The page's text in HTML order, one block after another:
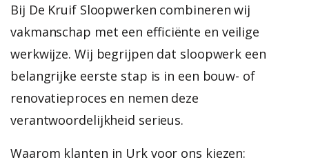
Bij De Kruif Sloopwerken combineren wij
vakmanschap met een efficiënte en veilige
werkwijze. Wij begrijpen dat sloopwerk een
belangrijke eerste stap is in een bouw- of
renovatieproces en nemen deze
verantwoordelijkheid serieus.
Waarom klanten in Urk voor ons kiezen: